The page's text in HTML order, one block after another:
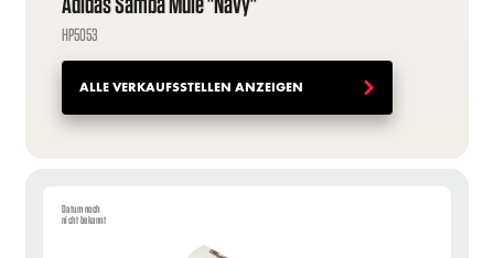
HP5053
ALLE VERKAUFSSTELLEN ANZEIGEN
Datum noch
nicht bekannt